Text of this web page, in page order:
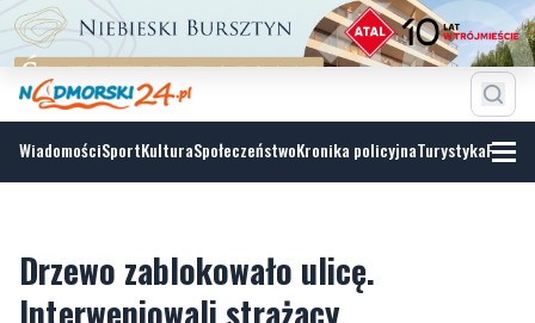
WiadomościSportKulturaSpołeczeństwoKronika policyjnaTurystyka